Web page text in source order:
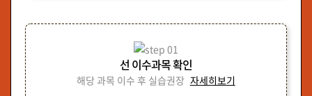
선 이수과목 확인
해당 과목 이수 후 실습권장 자세히보기